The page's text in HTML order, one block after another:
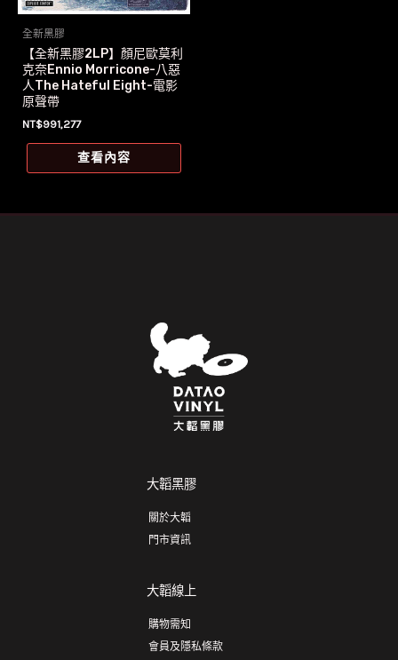
全新黑膠
【全新黑膠2LP】顏尼歐莫利
克奈Ennio Morricone-八惡
人The Hateful Eight-電影
原聲帶
NT$991,277
查看內容
大韜黑膠
關於大韜
門市資訊
大韜線上
購物需知
會員及隱私條款